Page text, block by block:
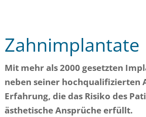
Zahnimplantate
Mit mehr als 2000 gesetzten
neben seiner hochqualifizierten
Erfahrung, die das Risiko des
ästhetische Ansprüche erfüllt.